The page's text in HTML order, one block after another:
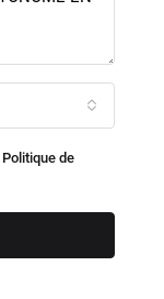
Politique de